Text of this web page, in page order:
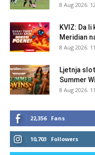
8 Aug 2026.
KVIZ: Da
Meridian
8 Aug 2026.
Ljetnja
Summer
8 Aug 2026.
22,356 Fans
10,703 Followers